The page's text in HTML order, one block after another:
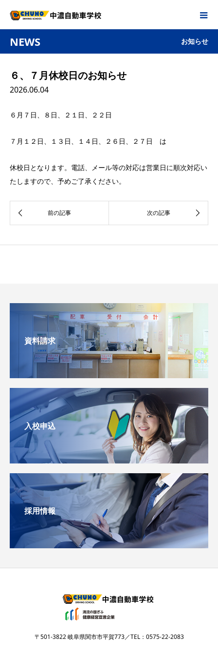
NEWS お知らせ
６、７月休校日のお知らせ
2026.06.04
６月７日、８日、２１日、２２日
７月１２日、１３日、１４日、２６日、２７日 は
休校日となります。電話、メール等の対応は営業日に順次対応い
たしますので、予めご了承ください。
資料請求
入校申込
採用情報
〒501-3822 岐阜県関市市平賀773／TEL：0575-22-2083